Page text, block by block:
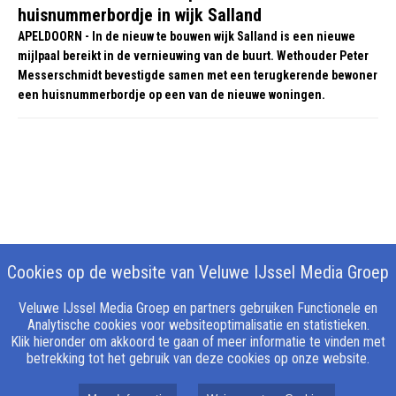
huisnummerbordje in wijk Salland
APELDOORN - In de nieuw te bouwen wijk Salland is een nieuwe
mijlpaal bereikt in de vernieuwing van de buurt. Wethouder Peter
Messerschmidt bevestigde samen met een terugkerende bewoner
een huisnummerbordje op een van de nieuwe woningen.
Cookies op de website van Veluwe IJssel Media Groep
Veluwe IJssel Media Groep en partners gebruiken Functionele en
Analytische cookies voor websiteoptimalisatie en statistieken.
Klik hieronder om akkoord te gaan of meer informatie te vinden met
betrekking tot het gebruik van deze cookies op onze website.